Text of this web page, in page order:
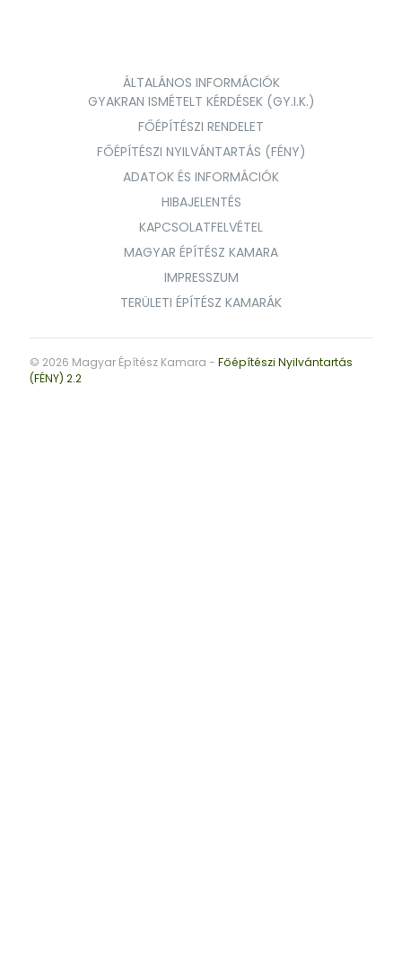
ÁLTALÁNOS INFORMÁCIÓK
GYAKRAN ISMÉTELT KÉRDÉSEK (GY.I.K.)
FŐÉPÍTÉSZI RENDELET
FŐÉPÍTÉSZI NYILVÁNTARTÁS (FÉNY)
ADATOK ÉS INFORMÁCIÓK
HIBAJELENTÉS
KAPCSOLATFELVÉTEL
MAGYAR ÉPÍTÉSZ KAMARA
IMPRESSZUM
TERÜLETI ÉPÍTÉSZ KAMARÁK
© 2026 Magyar Építész Kamara - Főépítészi Nyilvántartás
(FÉNY) 2.2